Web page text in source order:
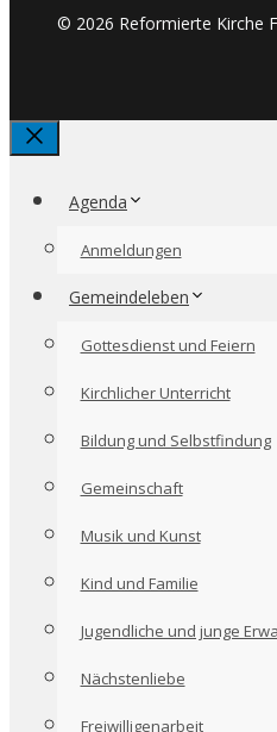
© 2026 Reformierte Kirche
Schliessen
Agenda
Anmeldungen
Gemeindeleben
Gottesdienst und Feiern
Kirchlicher Unterricht
Bildung und Selbstfindung
Gemeinschaft
Musik und Kunst
Kind und Familie
Jugendliche und junge
Nächstenliebe
Freiwilligenarbeit